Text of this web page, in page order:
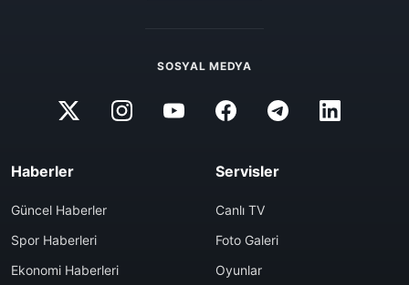
SOSYAL MEDYA
Haberler
Güncel Haberler
Spor Haberleri
Ekonomi Haberleri
Servisler
Canlı TV
Foto Galeri
Oyunlar